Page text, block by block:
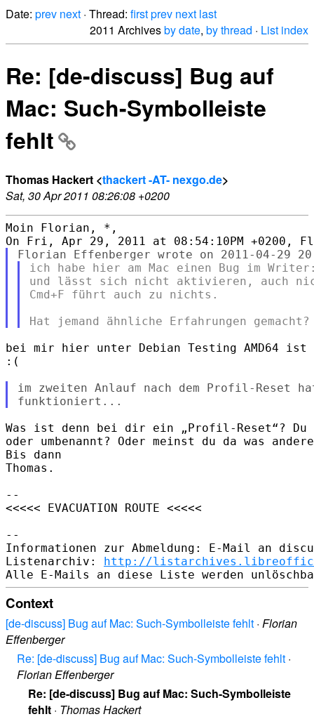
Date: prev next · Thread: firstprev next last
2011 Archivesby date, by thread · List index
Re: [de-discuss] Bug auf
Mac: Such-Symbolleiste
fehlt
Thomas Hackert <thackert -AT- nexgo.de>
Sat, 30 Apr 2011 08:26:08 +0200
Moin Florian, *,
ich habe hier am Mac einen Bug im
und lässt sich nicht aktivieren, auch
Cmd+F führt auch zu nichts.
bei mir hier unter Debian Testing AMD64
:(
im zweiten Anlauf nach dem Profil-Reset
Was ist denn bei dir ein „Profil-Reset“?
oder umbenannt? Oder meinst du da was
Bis dann
Thomas.
--
<<<<< EVACUATION ROUTE <<<<<
--
Informationen zur Abmeldung: E-Mail an
Listenarchiv: http://
Context
[de-discuss] Bug auf Mac: Such-Symbolleiste fehlt · Florian
Effenberger
Re: [de-discuss] Bug auf Mac: Such-Symbolleiste fehlt ·
Florian Effenberger
Re: [de-discuss] Bug auf Mac: Such-Symbolleiste
fehlt · Thomas Hackert